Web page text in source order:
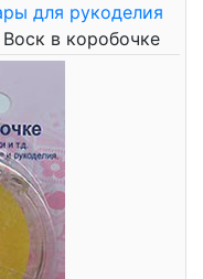
для рукоделия
в коробочке